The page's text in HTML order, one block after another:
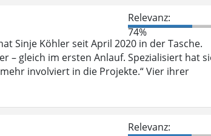
Relevanz:
74%
Sinje Köhler seit April 2020 in der Tasche.
– gleich im ersten Anlauf. Spezialisiert hat
involviert in die Projekte.“ Vier ihrer
Relevanz: